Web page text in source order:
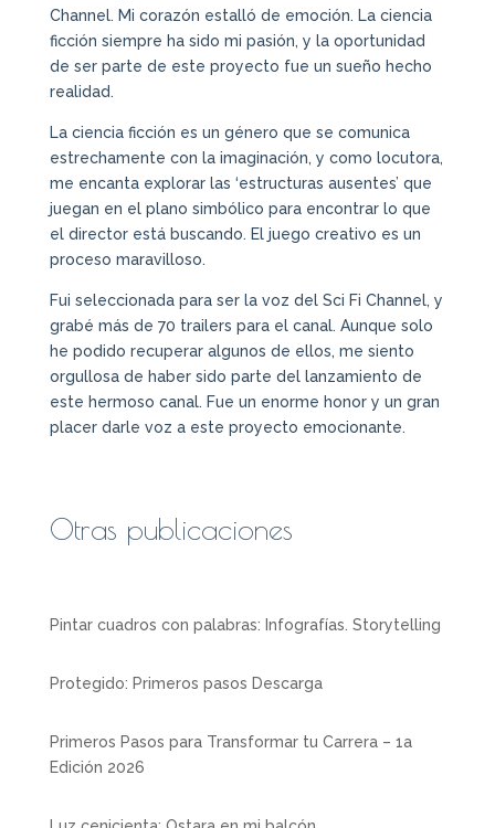
Channel. Mi corazón estalló de emoción. La ciencia
ficción siempre ha sido mi pasión, y la oportunidad
de ser parte de este proyecto fue un sueño hecho
realidad.
La ciencia ficción es un género que se comunica
estrechamente con la imaginación, y como locutora,
me encanta explorar las ‘estructuras ausentes’ que
juegan en el plano simbólico para encontrar lo que
el director está buscando. El juego creativo es un
proceso maravilloso.
Fui seleccionada para ser la voz del Sci Fi Channel, y
grabé más de 70 trailers para el canal. Aunque solo
he podido recuperar algunos de ellos, me siento
orgullosa de haber sido parte del lanzamiento de
este hermoso canal. Fue un enorme honor y un gran
placer darle voz a este proyecto emocionante.
Otras publicaciones
Pintar cuadros con palabras: Infografías. Storytelling
Protegido: Primeros pasos Descarga
Primeros Pasos para Transformar tu Carrera – 1a
Edición 2026